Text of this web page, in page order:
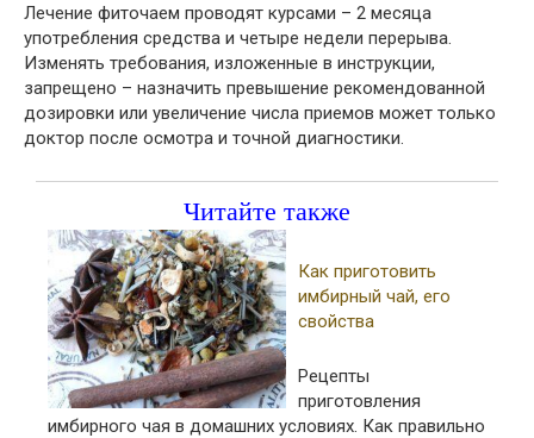
Лечение фиточаем проводят курсами – 2 месяца
употребления средства и четыре недели перерыва.
Изменять требования, изложенные в инструкции,
запрещено – назначить превышение рекомендованной
дозировки или увеличение числа приемов может только
доктор после осмотра и точной диагностики.
Читайте также
Как приготовить
имбирный чай, его
свойства
Рецепты
приготовления
имбирного чая в домашних условиях. Как правильно